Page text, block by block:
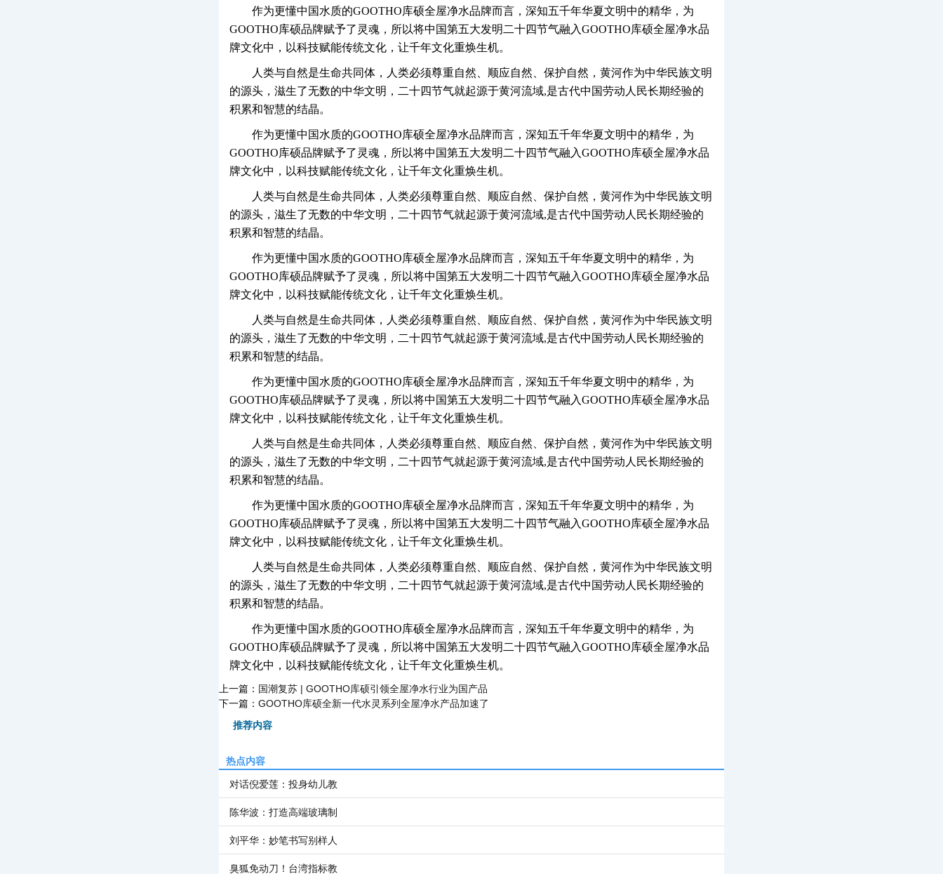
作为更懂中国水质的GOOTHO库硕全屋净水品牌而言，深知五千年华夏文明中的精华，为
GOOTHO库硕品牌赋予了灵魂，所以将中国第五大发明二十四节气融入GOOTHO库硕全屋净水品
牌文化中，以科技赋能传统文化，让千年文化重焕生机。
人类与自然是生命共同体，人类必须尊重自然、顺应自然、保护自然，黄河作为中华民族文明
的源头，滋生了无数的中华文明， 二十四节气就起源于黄河流域,是古代中国劳动人民长期经验的
积累和智慧的结晶。
作为更懂中国水质的GOOTHO库硕全屋净水品牌而言，深知五千年华夏文明中的精华，为
GOOTHO库硕品牌赋予了灵魂，所以将中国第五大发明二十四节气融入GOOTHO库硕全屋净水品
牌文化中，以科技赋能传统文化，让千年文化重焕生机。
人类与自然是生命共同体，人类必须尊重自然、顺应自然、保护自然，黄河作为中华民族文明
的源头，滋生了无数的中华文明， 二十四节气就起源于黄河流域,是古代中国劳动人民长期经验的
积累和智慧的结晶。
作为更懂中国水质的GOOTHO库硕全屋净水品牌而言，深知五千年华夏文明中的精华，为
GOOTHO库硕品牌赋予了灵魂，所以将中国第五大发明二十四节气融入GOOTHO库硕全屋净水品
牌文化中，以科技赋能传统文化，让千年文化重焕生机。
人类与自然是生命共同体，人类必须尊重自然、顺应自然、保护自然，黄河作为中华民族文明
的源头，滋生了无数的中华文明， 二十四节气就起源于黄河流域,是古代中国劳动人民长期经验的
积累和智慧的结晶。
作为更懂中国水质的GOOTHO库硕全屋净水品牌而言，深知五千年华夏文明中的精华，为
GOOTHO库硕品牌赋予了灵魂，所以将中国第五大发明二十四节气融入GOOTHO库硕全屋净水品
牌文化中，以科技赋能传统文化，让千年文化重焕生机。
人类与自然是生命共同体，人类必须尊重自然、顺应自然、保护自然，黄河作为中华民族文明
的源头，滋生了无数的中华文明， 二十四节气就起源于黄河流域,是古代中国劳动人民长期经验的
积累和智慧的结晶。
作为更懂中国水质的GOOTHO库硕全屋净水品牌而言，深知五千年华夏文明中的精华，为
GOOTHO库硕品牌赋予了灵魂，所以将中国第五大发明二十四节气融入GOOTHO库硕全屋净水品
牌文化中，以科技赋能传统文化，让千年文化重焕生机。
人类与自然是生命共同体，人类必须尊重自然、顺应自然、保护自然，黄河作为中华民族文明
的源头，滋生了无数的中华文明， 二十四节气就起源于黄河流域,是古代中国劳动人民长期经验的
积累和智慧的结晶。
作为更懂中国水质的GOOTHO库硕全屋净水品牌而言，深知五千年华夏文明中的精华，为
GOOTHO库硕品牌赋予了灵魂，所以将中国第五大发明二十四节气融入GOOTHO库硕全屋净水品
牌文化中，以科技赋能传统文化，让千年文化重焕生机。
上一篇： 国潮复苏 | GOOTHO库硕引领全屋净水行业为国产品
下一篇： GOOTHO库硕全新一代水灵系列全屋净水产品加速了
推荐内容
热点内容
对话倪爱莲：投身幼儿教
陈华波：打造高端玻璃制
刘平华：妙笔书写别样人
臭狐免动刀！台湾指标教